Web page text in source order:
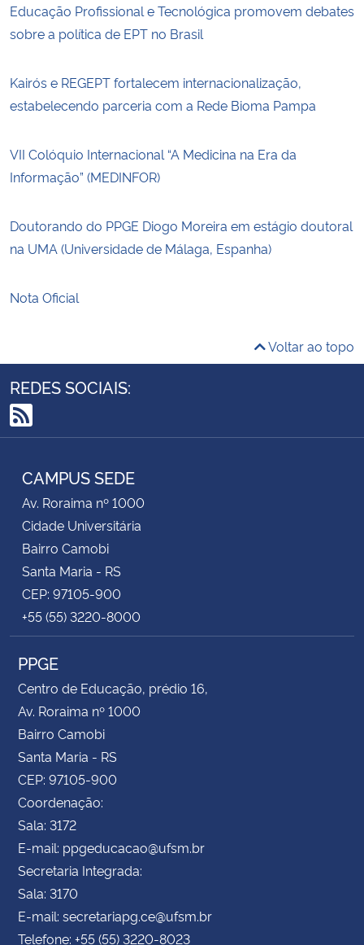
Educação Profissional e Tecnológica promovem debates
sobre a política de EPT no Brasil
Kairós e REGEPT fortalecem internacionalização,
estabelecendo parceria com a Rede Bioma Pampa
VII Colóquio Internacional “A Medicina na Era da
Informação” (MEDINFOR)
Doutorando do PPGE Diogo Moreira em estágio doutoral
na UMA (Universidade de Málaga, Espanha)
Nota Oficial
Voltar ao topo
REDES SOCIAIS:
RSS
CAMPUS SEDE
Av. Roraima nº 1000
Cidade Universitária
Bairro Camobi
Santa Maria - RS
CEP: 97105-900
+55 (55) 3220-8000
PPGE
Centro de Educação, prédio 16,
Av. Roraima nº 1000
Bairro Camobi
Santa Maria - RS
CEP: 97105-900
Coordenação:
Sala: 3172
E-mail: ppgeducacao@ufsm.br
Secretaria Integrada:
Sala: 3170
E-mail: secretariapg.ce@ufsm.br
Telefone: +55 (55) 3220-8023